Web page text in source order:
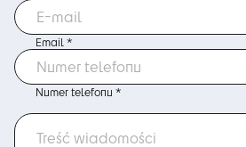
Email *
Numer telefonu *